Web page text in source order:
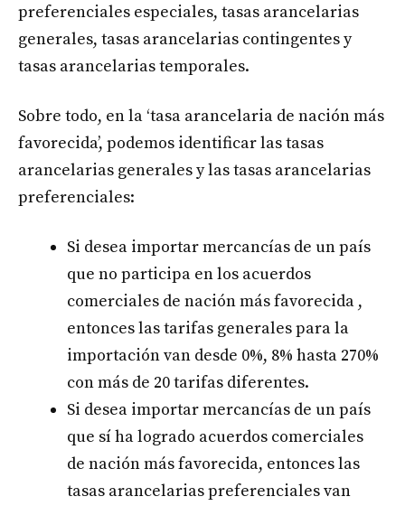
preferenciales especiales, tasas arancelarias
generales, tasas arancelarias contingentes y
tasas arancelarias temporales.
Sobre todo, en la ‘tasa arancelaria de nación más
favorecida’, podemos identificar las tasas
arancelarias generales y las tasas arancelarias
preferenciales:
Si desea importar mercancías de un país
que no participa en los acuerdos
comerciales de nación más favorecida ,
entonces las tarifas generales para la
importación van desde 0%, 8% hasta 270%
con más de 20 tarifas diferentes.
Si desea importar mercancías de un país
que sí ha logrado acuerdos comerciales
de nación más favorecida, entonces las
tasas arancelarias preferenciales van